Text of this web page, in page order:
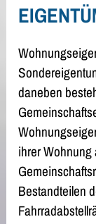
daneben
ihrer
Bestandteilen